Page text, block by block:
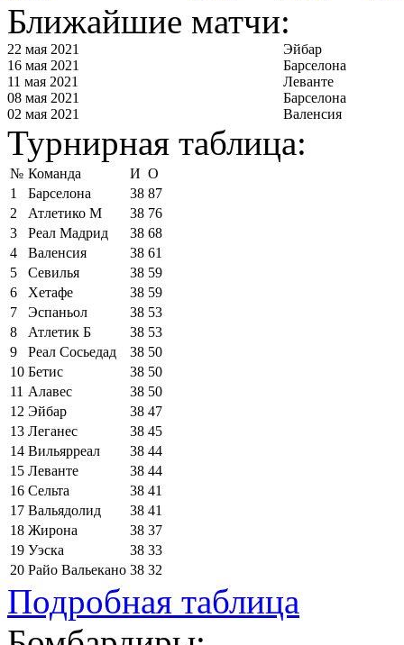
Ближайшие матчи:
22 мая 2021
Эйбар
16 мая 2021
Барселона
11 мая 2021
Леванте
08 мая 2021
Барселона
02 мая 2021
Валенсия
Турнирная таблица:
№ Команда И О
1
Барселона 38 87
2
Атлетико М 38 76
3
Реал Мадрид 38 68
4
Валенсия 38 61
5
Севилья 38 59
6
Хетафе 38 59
7
Эспаньол 38 53
8
Атлетик Б 38 53
9
Реал Сосьедад 38 50
10 Бетис 38 50
11 Алавес 38 50
12 Эйбар 38 47
13 Леганес 38 45
14 Вильярреал 38 44
15 Леванте 38 44
16 Сельта 38 41
17 Вальядолид 38 41
18 Жирона 38 37
19 Уэска 38 33
20 Райо Вальекано 38 32
Подробная таблица